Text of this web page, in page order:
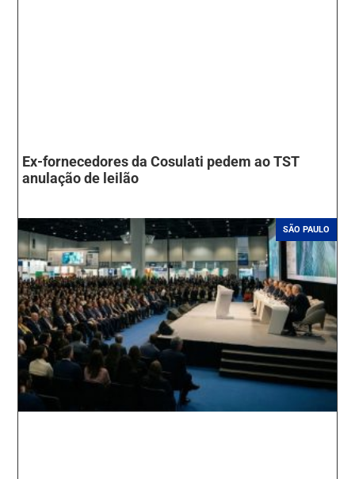
Ex-fornecedores da Cosulati pedem ao TST
anulação de leilão
SÃO PAULO